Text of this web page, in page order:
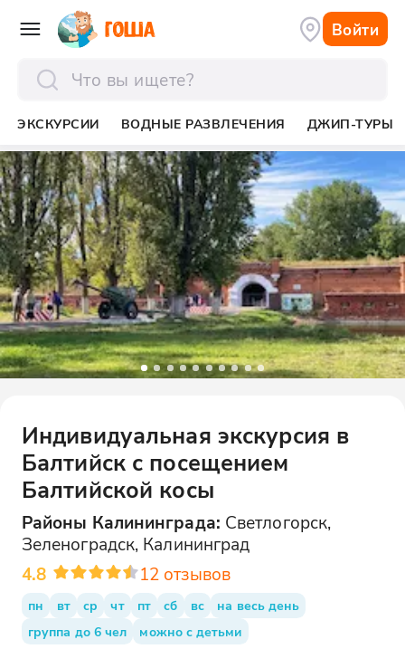
Войти
ЭКСКУРСИИ ВОДНЫЕ РАЗВЛЕЧЕНИЯ ДЖИП-ТУРЫ
Индивидуальная экскурсия в
Балтийск с посещением
Балтийской косы
Районы Калининграда: Светлогорск,
Зеленоградск, Калининград
4.8
12 отзывов
пн вт ср чт пт сб вс
на весь день
группа до 6 чел
можно с детьми